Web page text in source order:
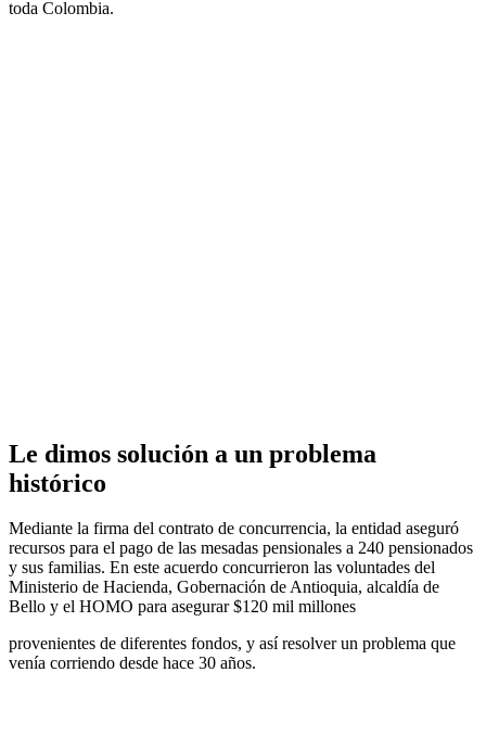
toda Colombia.
Le dimos solución a un problema
histórico
Mediante la firma del contrato de concurrencia, la entidad aseguró
recursos para el pago de las mesadas pensionales a 240 pensionados
y sus familias. En este acuerdo concurrieron las voluntades del
Ministerio de Hacienda, Gobernación de Antioquia, alcaldía de
Bello y el HOMO para asegurar $120 mil millones
provenientes de diferentes fondos, y así resolver un problema que
venía corriendo desde hace 30 años.